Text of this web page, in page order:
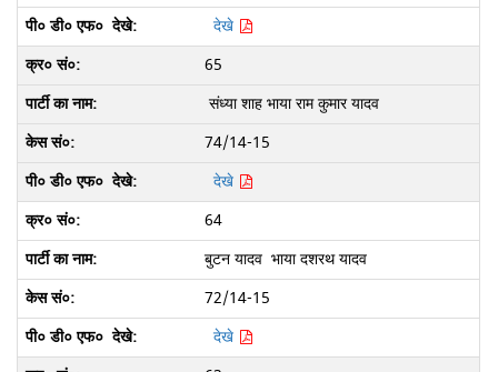
देखे
65
संध्या शाह भाया राम कुमार यादव
74/14-15
देखे
64
बुटन यादव भाया दशरथ यादव
72/14-15
देखे